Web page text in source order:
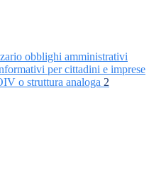
obblighi amministrativi
per cittadini e imprese
o struttura analoga 2